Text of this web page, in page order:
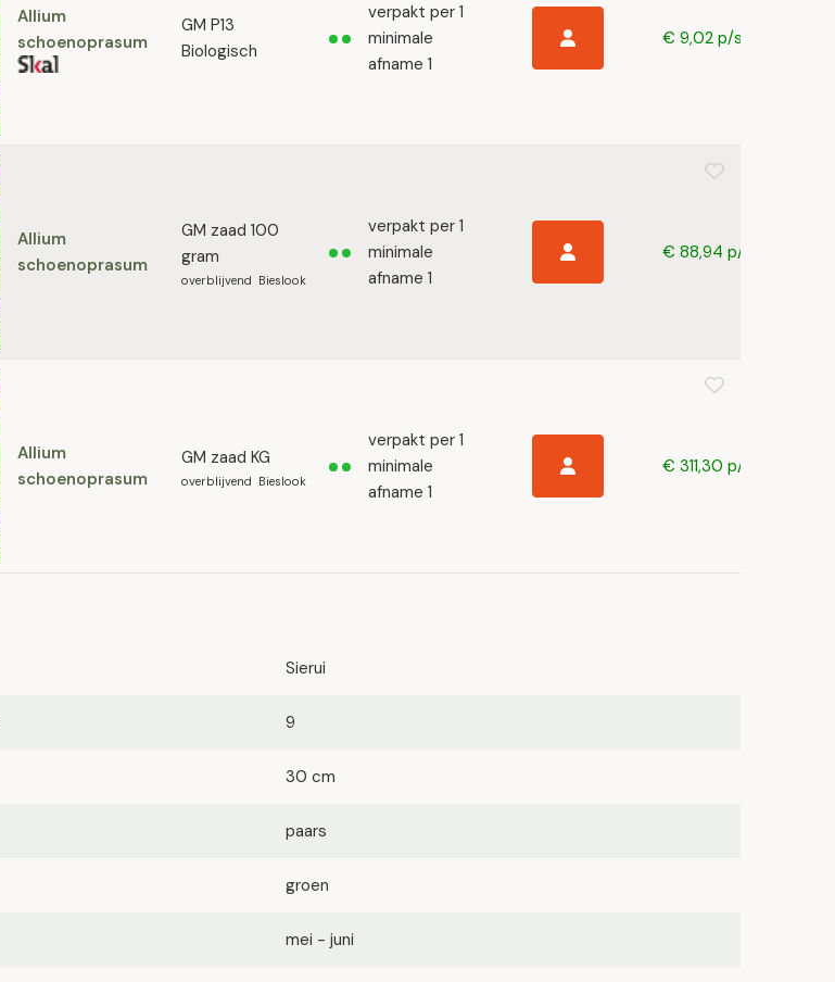
Allium
schoenoprasum
GM P13
Biologisch
verpakt per 1
minimale
afname 1
€ 9,02 p/s
Allium
schoenoprasum
GM zaad 100
gram
overblijvend Bieslook
verpakt per 1
minimale
afname 1
€ 88,94 p/s
Allium
schoenoprasum
GM zaad KG
overblijvend Bieslook
verpakt per 1
minimale
afname 1
€ 311,30 p/s
Sierui
9
30 cm
paars
groen
mei - juni